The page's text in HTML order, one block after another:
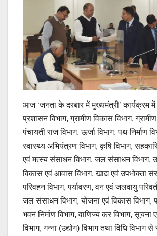
आज ‘जनता के दरबार में मुख्यमंत्री’ कार्यक्रम में
प्रशासन विभाग, ग्रामीण विकास विभाग, ग्रामीण
पंचायती राज विभाग, ऊर्जा विभाग, पथ निर्माण
स्वास्थ्य अभियंत्रण विभाग, कृषि विभाग,
एवं मत्स्य संसाधन विभाग, जल संसाधन विभाग,
विकास एवं आवास विभाग, खाद्य एवं उपभोक्ता
परिवहन विभाग, पर्यावरण, वन एवं जलवायु
जल संसाधन विभाग, योजना एवं विकास विभाग,
भवन निर्माण विभाग, वाणिज्य कर विभाग, सूचना
विभाग, गन्ना (उद्योग) विभाग तथा विधि विभाग